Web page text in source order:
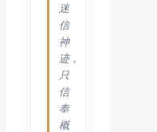
迷
信
神
迹，
只
信
奉
概